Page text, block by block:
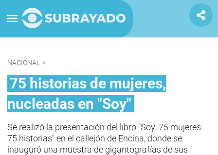
NACIONAL >
75 historias de mujeres,
nucleadas en "Soy"
Se realizó la presentación del libro "Soy. 75 mujeres
75 historias" en el callejón de Encina, donde se
inauguró una muestra de gigantografías de sus